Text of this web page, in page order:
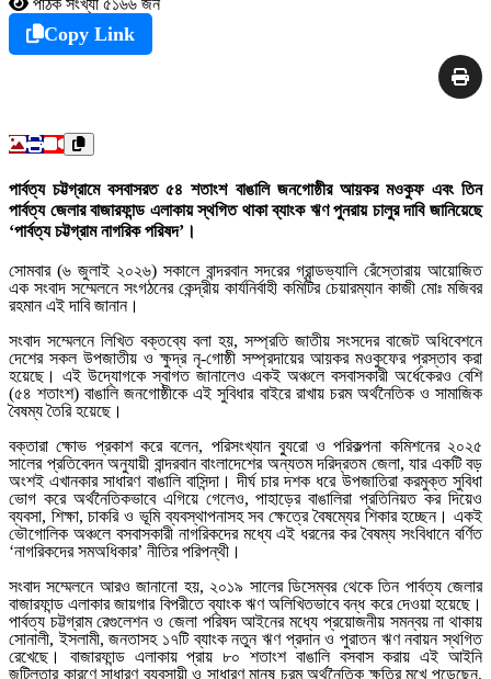
পাঠক সংখ্যা ৫১৬৬ জন
Copy Link
পার্বত্য চট্টগ্রামে বসবাসরত ৫৪ শতাংশ বাঙালি জনগোষ্ঠীর আয়কর মওকুফ এবং তিন
পার্বত্য জেলার বাজারফান্ড এলাকায় স্থগিত থাকা ব্যাংক ঋণ পুনরায় চালুর দাবি জানিয়েছে
‘পার্বত্য চট্টগ্রাম নাগরিক পরিষদ’।
​সোমবার (৬ জুলাই ২০২৬) সকালে বান্দরবান সদরের গ্রান্ডভ্যালি রেঁস্তোরায় আয়োজিত
এক সংবাদ সম্মেলনে সংগঠনের কেন্দ্রীয় কার্যনির্বাহী কমিটির চেয়ারম্যান কাজী মোঃ মজিবর
রহমান এই দাবি জানান।
​সংবাদ সম্মেলনে লিখিত বক্তব্যে বলা হয়, সম্প্রতি জাতীয় সংসদের বাজেট অধিবেশনে
দেশের সকল উপজাতীয় ও ক্ষুদ্র নৃ-গোষ্ঠী সম্প্রদায়ের আয়কর মওকুফের প্রস্তাব করা
হয়েছে। এই উদ্যোগকে স্বাগত জানালেও একই অঞ্চলে বসবাসকারী অর্ধেকেরও বেশি
(৫৪ শতাংশ) বাঙালি জনগোষ্ঠীকে এই সুবিধার বাইরে রাখায় চরম অর্থনৈতিক ও সামাজিক
বৈষম্য তৈরি হয়েছে।
​বক্তারা ক্ষোভ প্রকাশ করে বলেন, পরিসংখ্যান ব্যুরো ও পরিকল্পনা কমিশনের ২০২৫
সালের প্রতিবেদন অনুযায়ী বান্দরবান বাংলাদেশের অন্যতম দরিদ্রতম জেলা, যার একটি বড়
অংশই এখানকার সাধারণ বাঙালি বাসিন্দা। দীর্ঘ চার দশক ধরে উপজাতিরা করমুক্ত সুবিধা
ভোগ করে অর্থনৈতিকভাবে এগিয়ে গেলেও, পাহাড়ের বাঙালিরা প্রতিনিয়ত কর দিয়েও
ব্যবসা, শিক্ষা, চাকরি ও ভূমি ব্যবস্থাপনাসহ সব ক্ষেত্রে বৈষম্যের শিকার হচ্ছেন। একই
ভৌগোলিক অঞ্চলে বসবাসকারী নাগরিকদের মধ্যে এই ধরনের কর বৈষম্য সংবিধানে বর্ণিত
‘নাগরিকদের সমঅধিকার’ নীতির পরিপন্থী।
​সংবাদ সম্মেলনে আরও জানানো হয়, ২০১৯ সালের ডিসেম্বর থেকে তিন পার্বত্য জেলার
বাজারফান্ড এলাকার জায়গার বিপরীতে ব্যাংক ঋণ অলিখিতভাবে বন্ধ করে দেওয়া হয়েছে।
পার্বত্য চট্টগ্রাম রেগুলেশন ও জেলা পরিষদ আইনের মধ্যে প্রয়োজনীয় সমন্বয় না থাকায়
সোনালী, ইসলামী, জনতাসহ ১৭টি ব্যাংক নতুন ঋণ প্রদান ও পুরাতন ঋণ নবায়ন স্থগিত
রেখেছে। বাজারফান্ড এলাকায় প্রায় ৮০ শতাংশ বাঙালি বসবাস করায় এই আইনি
জটিলতার কারণে সাধারণ ব্যবসায়ী ও সাধারণ মানুষ চরম অর্থনৈতিক ক্ষতির মুখে পড়েছেন,